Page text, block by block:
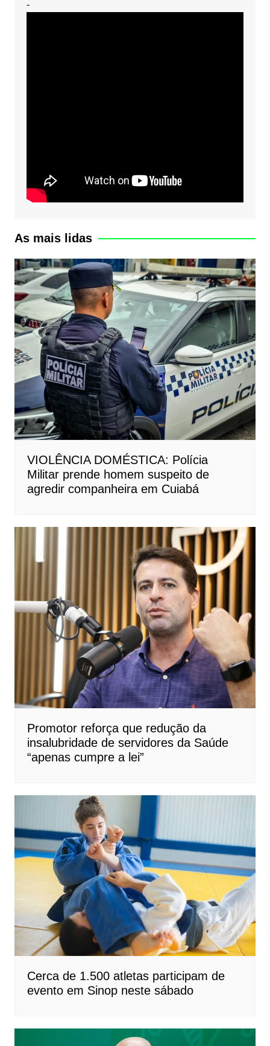
-
As mais lidas
VIOLÊNCIA DOMÉSTICA: Polícia
Militar prende homem suspeito de
agredir companheira em Cuiabá
Promotor reforça que redução da
insalubridade de servidores da Saúde
“apenas cumpre a lei”
Cerca de 1.500 atletas participam de
evento em Sinop neste sábado